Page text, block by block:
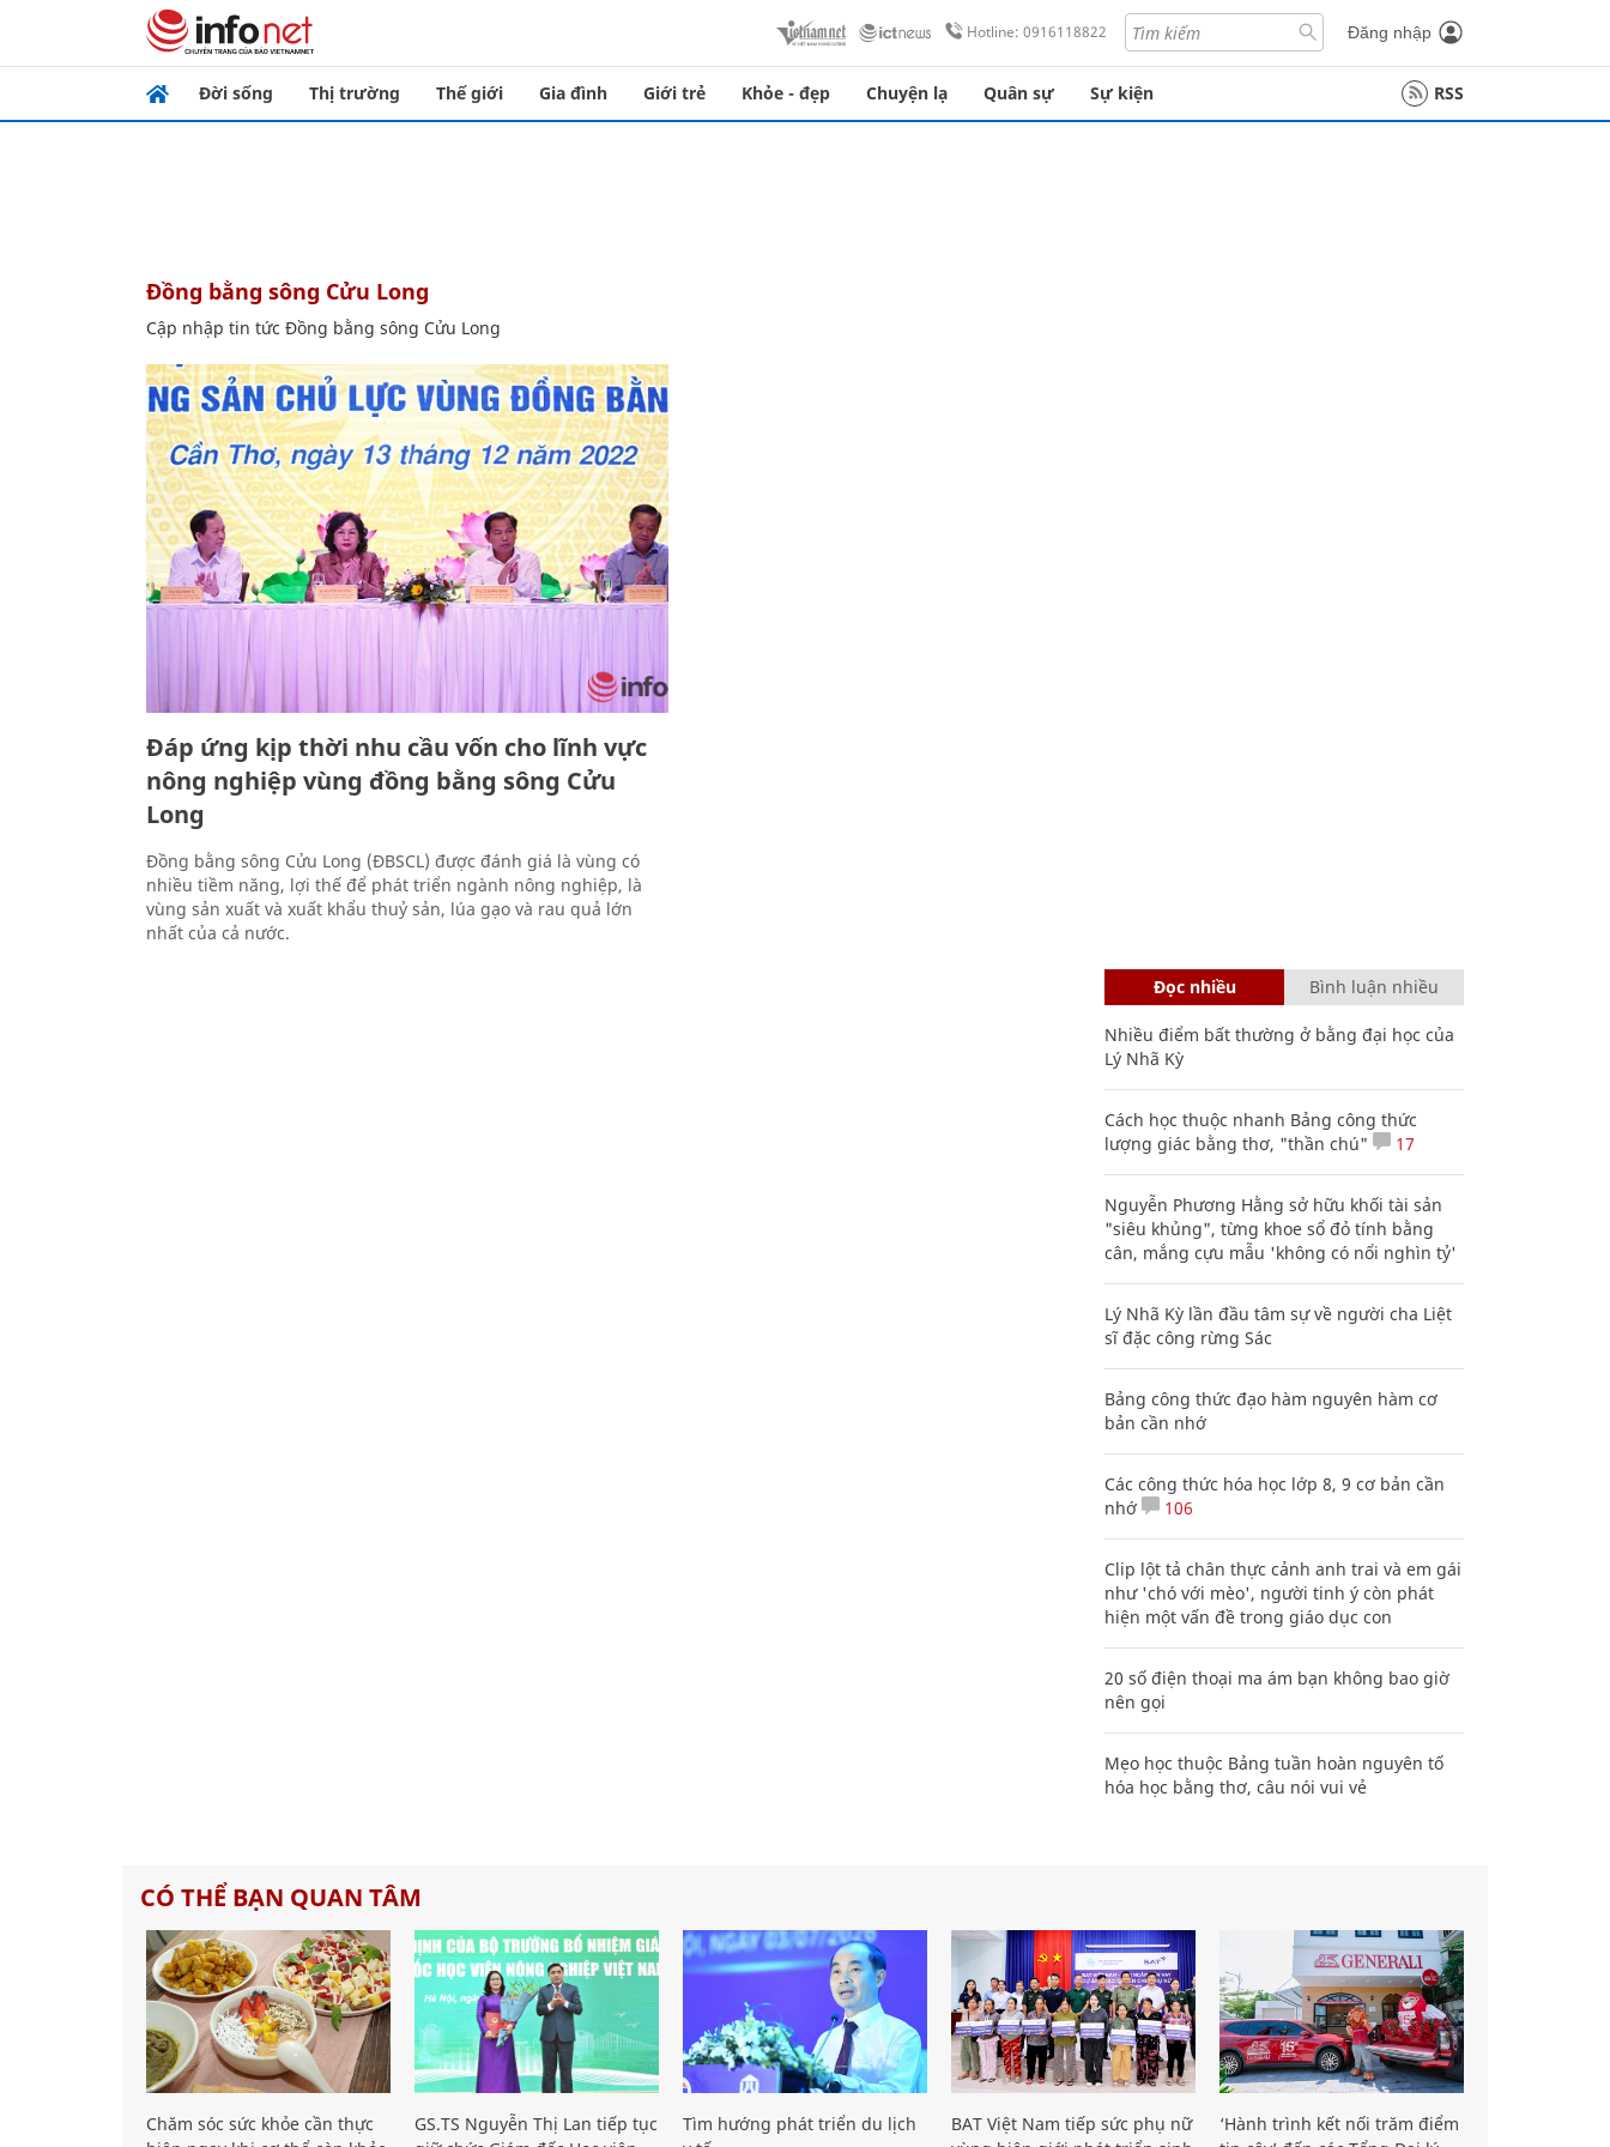
Hotline: 0916118822 Đăng nhập
Đời sống Thị trường Thế giới Gia đình Giới trẻ Khỏe - đẹp Chuyện lạ Quân sự Sự kiện RSS
Đồng bằng sông Cửu Long
Cập nhập tin tức Đồng bằng sông Cửu Long
Đáp ứng kịp thời nhu cầu vốn cho lĩnh vực
nông nghiệp vùng đồng bằng sông Cửu
Long
Đồng bằng sông Cửu Long (ĐBSCL) được đánh giá là vùng có
nhiều tiềm năng, lợi thế để phát triển ngành nông nghiệp, là
vùng sản xuất và xuất khẩu thuỷ sản, lúa gạo và rau quả lớn
nhất của cả nước.
Đọc nhiều Bình luận nhiều
Nhiều điểm bất thường ở bằng đại học của
Lý Nhã Kỳ
Cách học thuộc nhanh Bảng công thức
lượng giác bằng thơ, "thần chú"
17
Nguyễn Phương Hằng sở hữu khối tài sản
"siêu khủng", từng khoe sổ đỏ tính bằng
cân, mắng cựu mẫu 'không có nổi nghìn tỷ'
Lý Nhã Kỳ lần đầu tâm sự về người cha Liệt
sĩ đặc công rừng Sác
Bảng công thức đạo hàm nguyên hàm cơ
bản cần nhớ
Các công thức hóa học lớp 8, 9 cơ bản cần
nhớ
106
Clip lột tả chân thực cảnh anh trai và em gái
như 'chó với mèo', người tinh ý còn phát
hiện một vấn đề trong giáo dục con
20 số điện thoại ma ám bạn không bao giờ
nên gọi
Mẹo học thuộc Bảng tuần hoàn nguyên tố
hóa học bằng thơ, câu nói vui vẻ
CÓ THỂ BẠN QUAN TÂM
Chăm sóc sức khỏe cần thực
GS.TS Nguyễn Thị Lan tiếp tục
Tìm hướng phát triển du lịch
BAT Việt Nam tiếp sức phụ nữ
‘Hành trình kết nối trăm điểm